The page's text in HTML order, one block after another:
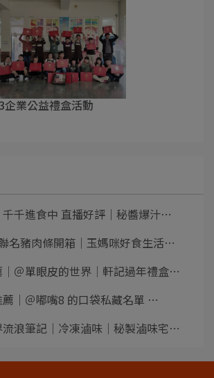
企業公益禮盒活動
千千進食中 直播好評｜秘醬爆汁⋯
名豬肉條開箱｜玉媽咪好食生活⋯
＠單眼皮的世界｜軒記過年禮盒⋯
｜＠嘟嘴8 的口袋私藏名單 ⋯
浪筆記｜冷凍滷味｜秘製滷味宅⋯